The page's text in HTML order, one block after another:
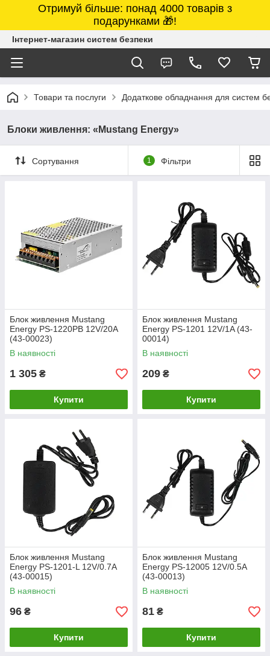
Отримуй більше: понад 4000 товарів з
подарунками 🎁!
Інтернет-магазин систем безпеки
Товари та послуги Додаткове обладнання для систем
Блоки живлення: «Mustang Energy»
Сортування 1 Фільтри
Блок живлення Mustang
Energy PS-1220PB 12V/20A
(43-00023)
В наявності
1 305 ₴
Купити
Блок живлення Mustang
Energy PS-1201 12V/1A (43-
00014)
В наявності
209 ₴
Купити
Блок живлення Mustang
Energy PS-1201-L 12V/0.7A
(43-00015)
В наявності
96 ₴
Купити
Блок живлення Mustang
Energy PS-12005 12V/0.5A
(43-00013)
В наявності
81 ₴
Купити